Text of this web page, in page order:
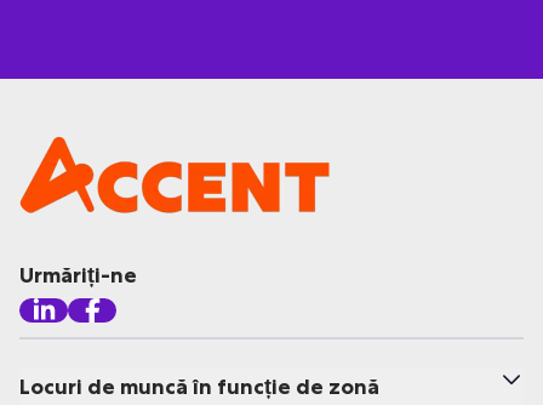
Urmăriți-ne
Locuri de muncă în funcție de zonă